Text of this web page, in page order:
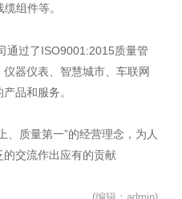
组件等。
通过了ISO9001:2015质量管
器仪表、智慧城市、车联网
品和服务。
、质量第一”的经营理念，为人
交流作出应有的贡献